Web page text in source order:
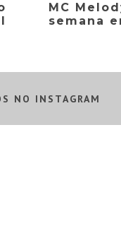
MC
semana
NO INSTAGRAM